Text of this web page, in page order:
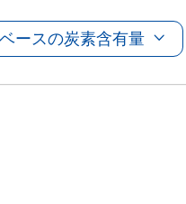
紙コーティング
ースの炭素含有量